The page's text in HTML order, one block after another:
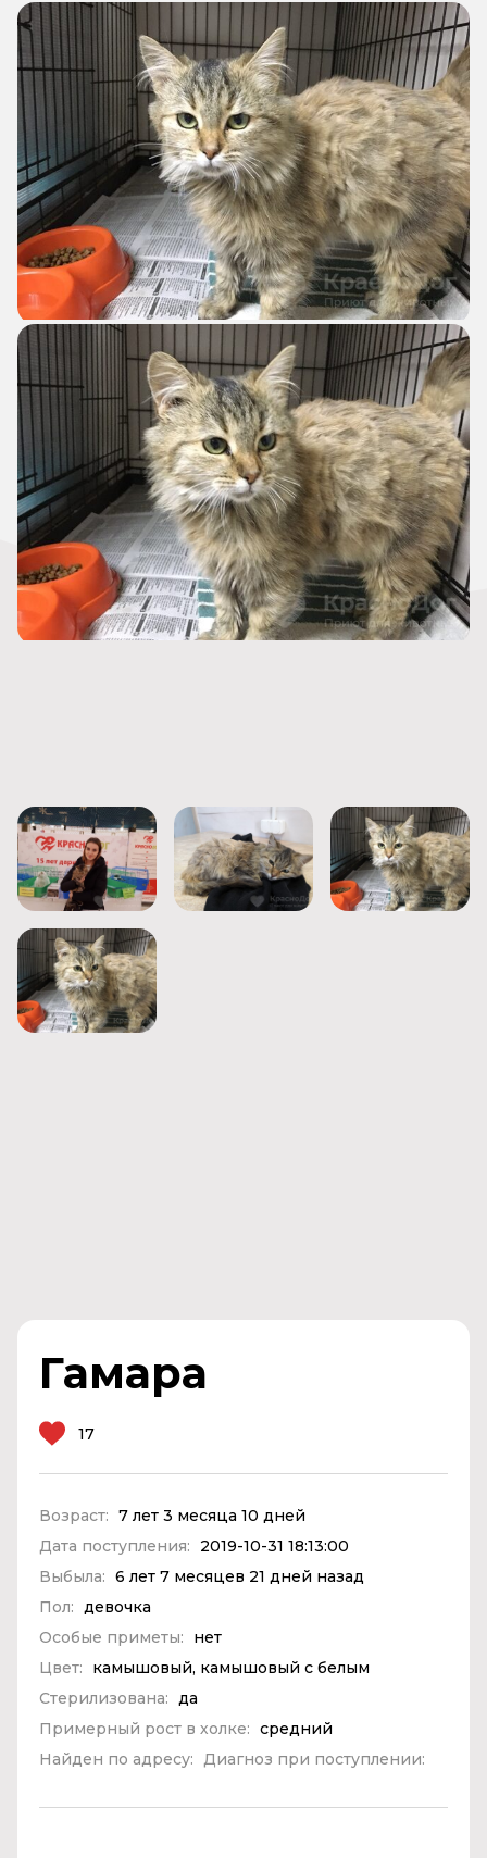
Гамара
17
Возраст: 7 лет 3 месяца 10 дней
Дата поступления:
2019-10-31 18:13:00
Выбыла: 6 лет 7 месяцев 21 дней назад
Пол: девочка
Особые приметы:
нет
Цвет:
камышовый, камышовый с белым
Стерилизована: да
Примерный рост в холке: средний
Найден по адресу: Диагноз при поступлении: